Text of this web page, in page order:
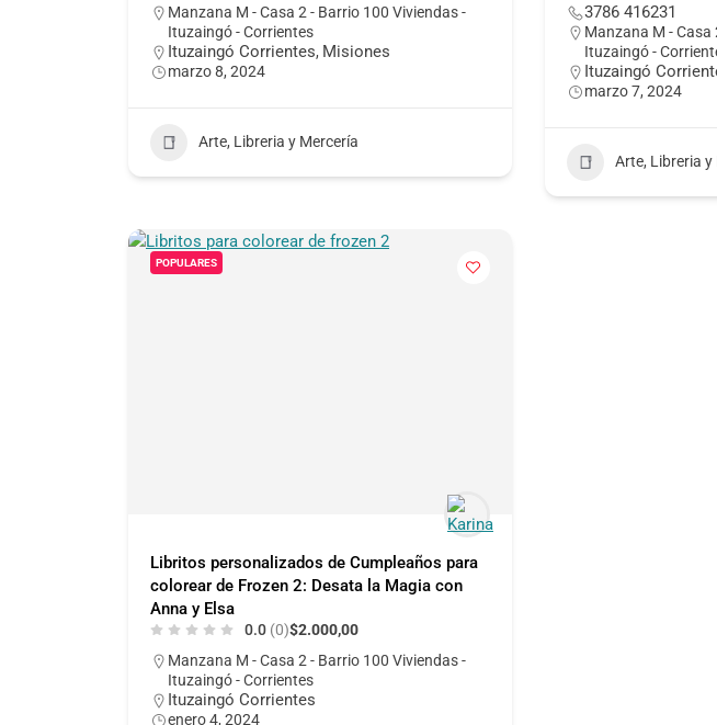
Manzana M - Casa 2 - Barrio 100 Viviendas -
Ituzaingó - Corrientes
Ituzaingó Corrientes, Misiones
marzo 8, 2024
Arte, Libreria y Mercería
3786 416231
Manzana M - Casa
Ituzaingó -
Ituzaingó
marzo 7, 2024
Arte, Libreria y
POPULARES
Libritos personalizados de Cumpleaños para
colorear de Frozen 2: Desata la Magia con
Anna y Elsa
0.0 (0)$2.000,00
Manzana M - Casa 2 - Barrio 100 Viviendas -
Ituzaingó - Corrientes
Ituzaingó Corrientes
enero 4, 2024